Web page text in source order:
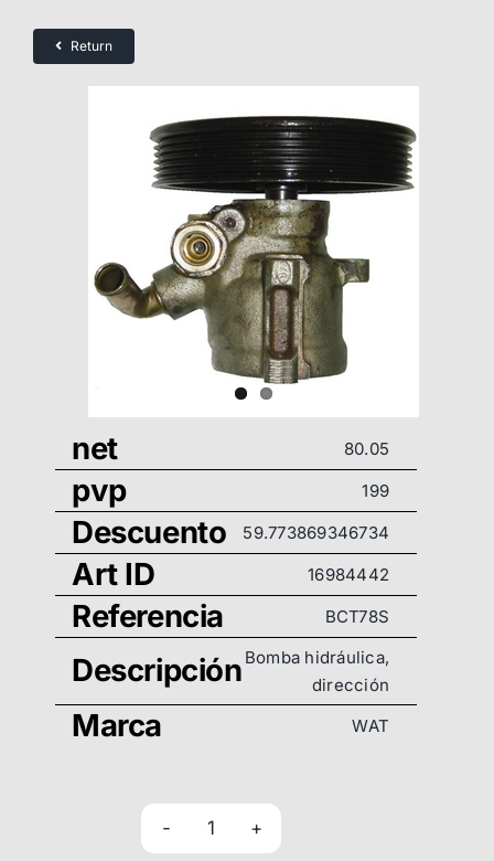
Return
net 80.05
pvp 199
Descuento 59.773869346734
Art ID 16984442
Referencia BCT78S
Descripción Bomba hidráulica,
dirección
Marca WAT
Bomba